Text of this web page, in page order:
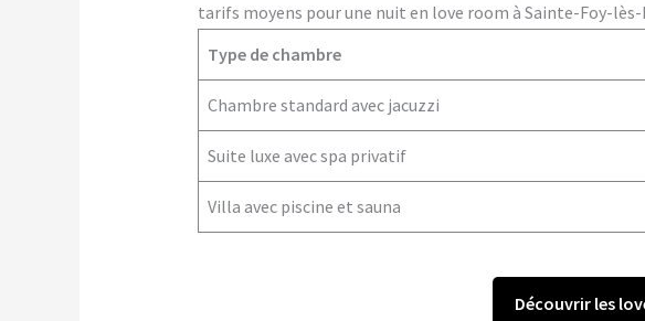
tarifs moyens pour une nuit en love room à Sainte-Foy-lès-
Type de chambre
Chambre standard avec jacuzzi
Suite luxe avec spa privatif
Villa avec piscine et sauna
Découvrir les